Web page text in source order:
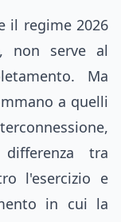
il regime 2026
non serve al
Ma
a quelli
tra
l'esercizio e
in cui la